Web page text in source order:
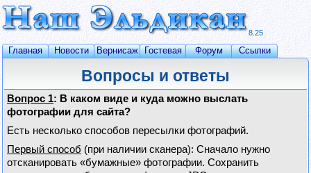
8.25
Главная Новости Вернисаж Гостевая Форум Ссылки
Вопросы и ответы
Вопрос 1: В каком виде и куда можно выслать
фотографии для сайта?
Есть несколько способов пересылки фотографий.
Первый способ (при наличии сканера): Сначало нужно
отсканировать «бумажные» фотографии. Сохранить